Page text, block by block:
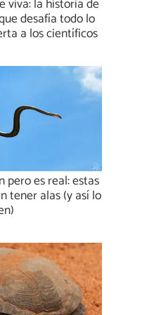
viva: la historia de
desafía todo lo
a los científicos
pero es real: estas
tener alas (y así lo